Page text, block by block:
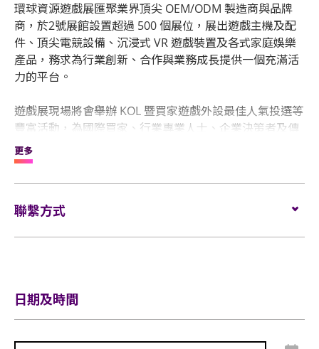
環球資源遊戲展匯聚業界頂尖 OEM/ODM 製造商與品牌
商，於2號展館設置超過 500 個展位，展出遊戲主機及配
件、頂尖電競設備、沉浸式 VR 遊戲裝置及各式家庭娛樂
產品，務求為行業創新、合作與業務成長提供一個充滿活
力的平台。
遊戲展現場將會舉辦 KOL 暨買家遊戲外設最佳人氣投選等
豐富活動，為國際買家、行業專業人士、企業決策者及傳
媒代表提供一個絕佳的機會，讓大家共同探索行業的最新
趨勢，建立寶貴的聯繫及發掘未來科技的創新成果。
更多
聯繫方式
show/gaming
日期及時間